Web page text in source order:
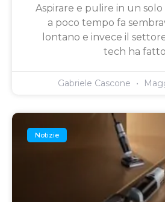
Aspirare e pulire in un solo
a poco tempo fa
lontano e invece il
tech ha fatto
Gabriele Cascone
Notizie